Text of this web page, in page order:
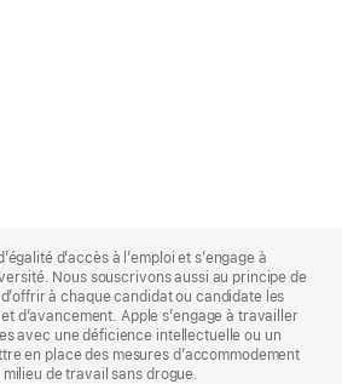
d’accès à l’emploi et s’engage à
Nous souscrivons aussi au principe de
à chaque candidat ou candidate les
d’avancement. Apple s’engage à travailler
avec une déficience intellectuelle ou un
en place des mesures d’accommodement
de travail sans drogue.